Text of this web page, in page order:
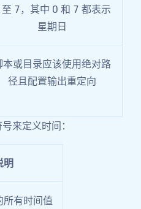
7，其中 0 和 7 都表示
星期日
本或目录应该使用绝对路
径且配置输出重定向
来定义时间：
明
有时间值